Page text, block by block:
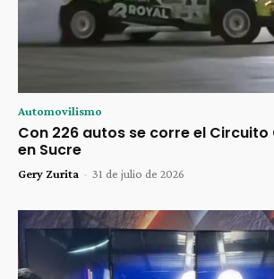
Automovilismo
Con 226 autos se corre el Circuito
en Sucre
Gery Zurita - 31 de julio de 2026